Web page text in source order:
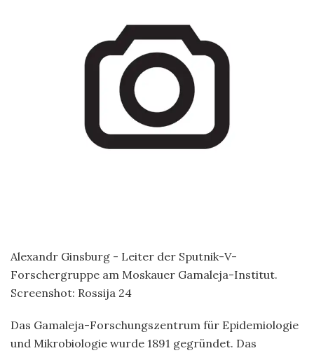
Alexandr Ginsburg - Leiter der Sputnik-V-
Forschergruppe am Moskauer Gamaleja-Institut.
Screenshot: Rossija 24
Das Gamaleja-Forschungszentrum für Epidemiologie
und Mikrobiologie wurde 1891 gegründet. Das